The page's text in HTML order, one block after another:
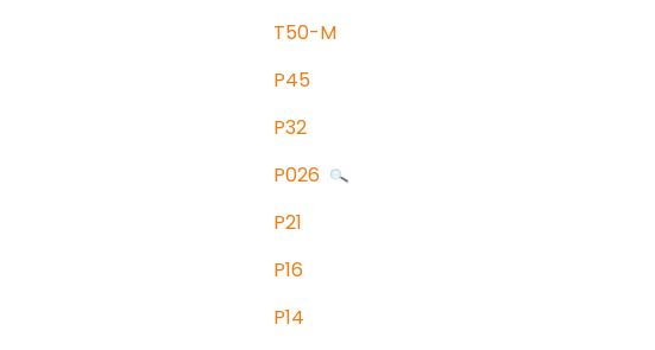
T50-M
P45
P32
P026
P21
P16
P14